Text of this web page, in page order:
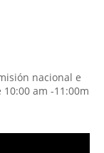
nacional e
am -11:00m